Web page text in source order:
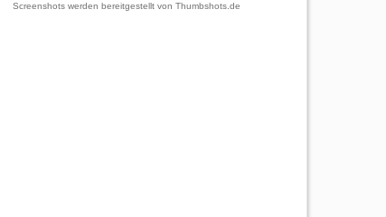
Screenshots werden bereitgestellt vonThumbshots.de